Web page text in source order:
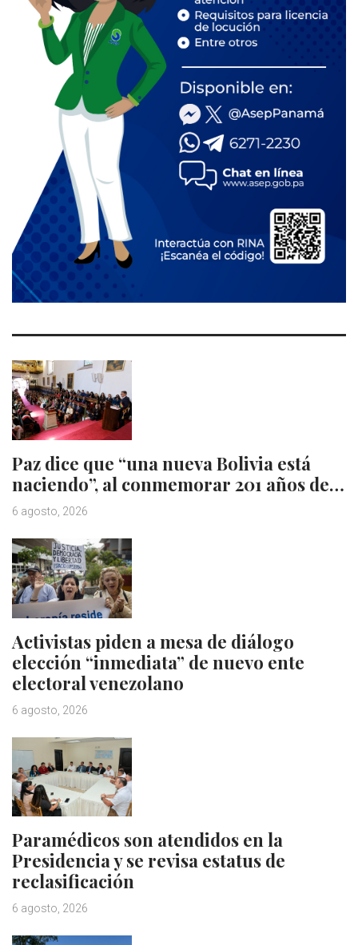
Paz dice que “una nueva Bolivia está
naciendo”, al conmemorar 201 años de…
6 agosto, 2026
Activistas piden a mesa de diálogo
elección “inmediata” de nuevo ente
electoral venezolano
6 agosto, 2026
Paramédicos son atendidos en la
Presidencia y se revisa estatus de
reclasificación
6 agosto, 2026